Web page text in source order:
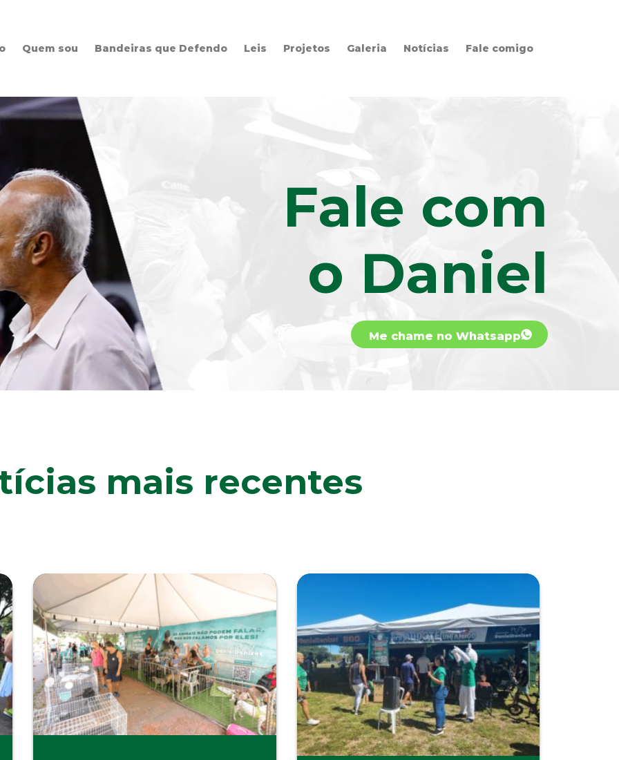
Quem sou Bandeiras que Defendo Leis Projetos Galeria Notícias Fale comigo
Fale com
o Daniel
Me chame no Whatsapp
mais recentes